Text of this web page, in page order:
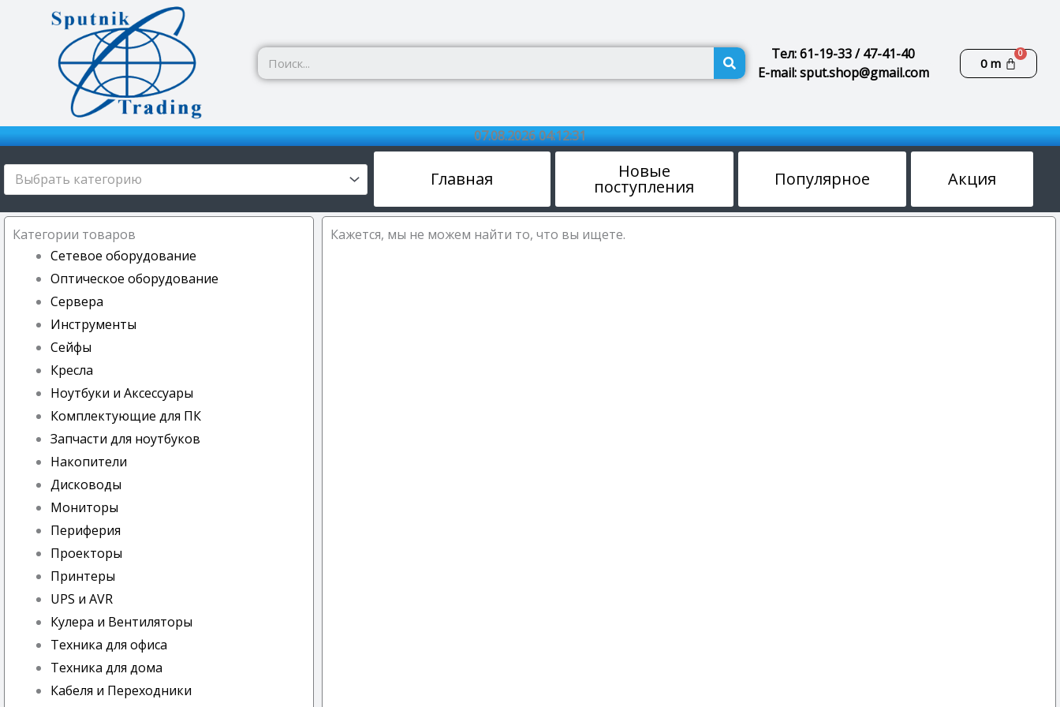
Перейти
содержимому
ПоискТел: 61-19-33 / 47-41-40
E-mail: sput.shop@gmail.com
0m
07.08.2026 04:12:32
Выбрать категорию Главная Новые
поступления Популярное Акция
Категории товаров
Сетевое оборудование
Оптическое оборудование
Сервера
Инструменты
Сейфы
Кресла
Ноутбуки и Аксессуары
Комплектующие для ПК
Запчасти для ноутбуков
Накопители
Дисководы
Мониторы
Периферия
Проекторы
Принтеры
UPS и AVR
Кулера и Вентиляторы
Техника для офиса
Техника для дома
Кабеля и Переходники
Кажется, мы не можем найти то, что вы ищете.